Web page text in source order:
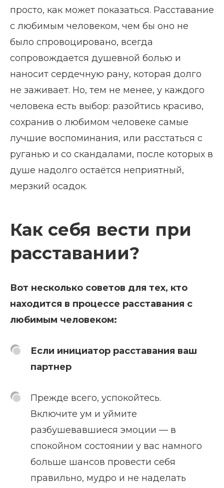
просто, как может показаться. Расставание
с любимым человеком, чем бы оно не
было спровоцировано, всегда
сопровождается душевной болью и
наносит сердечную рану, которая долго
не заживает. Но, тем не менее, у каждого
человека есть выбор: разойтись красиво,
сохранив о любимом человеке самые
лучшие воспоминания, или расстаться с
руганью и со скандалами, после которых в
душе надолго остаётся неприятный,
мерзкий осадок.
Как себя вести при
расставании?
Вот несколько советов для тех, кто
находится в процессе расставания с
любимым человеком:
Если инициатор расставания ваш
партнер
Прежде всего, успокойтесь.
Включите ум и уймите
разбушевавшиеся эмоции — в
спокойном состоянии у вас намного
больше шансов провести себя
правильно, мудро и не наделать